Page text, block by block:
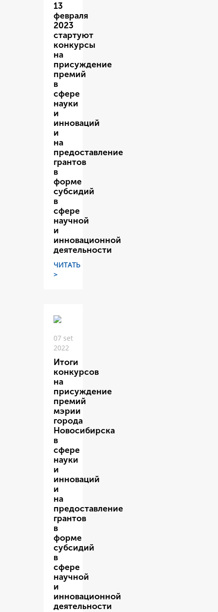
13
февраля
2023
стартуют
конкурсы
на
присуждение
премий
в
сфере
науки
и
инноваций
и
на
предоставление
грантов
в
форме
субсидий
в
сфере
научной
и
инновационной
деятельности
ЧИТАТЬ
>
07 set
2022
Итоги
конкурсов
на
присуждение
премий
мэрии
города
Новосибирска
в
сфере
науки
и
инноваций
и
на
предоставление
грантов
в
форме
субсидий
в
сфере
научной
и
инновационной
деятельности